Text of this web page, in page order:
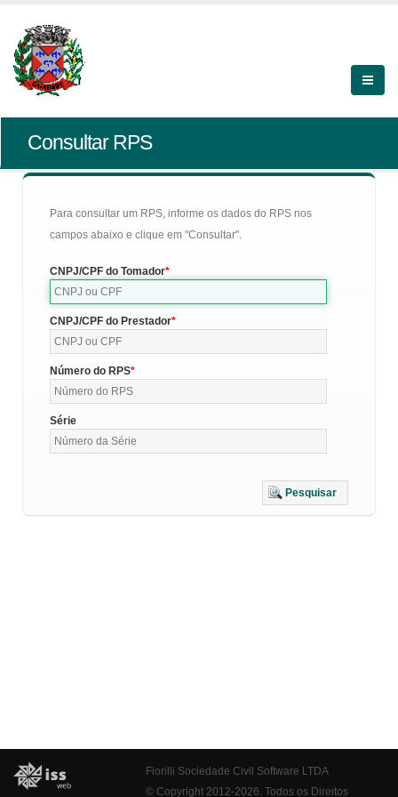
Consultar RPS
Para consultar um RPS, informe os dados do RPS nos
campos abaixo e clique em "Consultar".
CNPJ/CPF do Tomador
CNPJ/CPF do Prestador
Número do RPS
Série
Pesquisar
Fiorilli Sociedade Civil Software LTDA
© Copyright 2012-2026. Todos os Direitos